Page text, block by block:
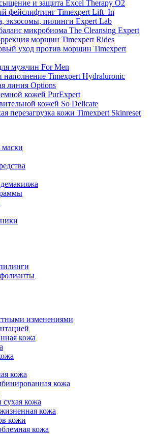
и защита Excel Therapy O2
фейслифтинг Timexpert Lift_In
экзосомы, пилинги Expert Lab
микробиома The Cleansing Expert
морщин Timexpert Rides
уход против морщин Timexpert
мужчин For Men
наполнение Timexpert Hydraluronic
линия Options
кожей PurExpert
кожей So Delicate
перезагрузка кожи Timexpert Skinreset
изменениями
кожа
кожа
кожа
кожа
кожа
кожи
кожа